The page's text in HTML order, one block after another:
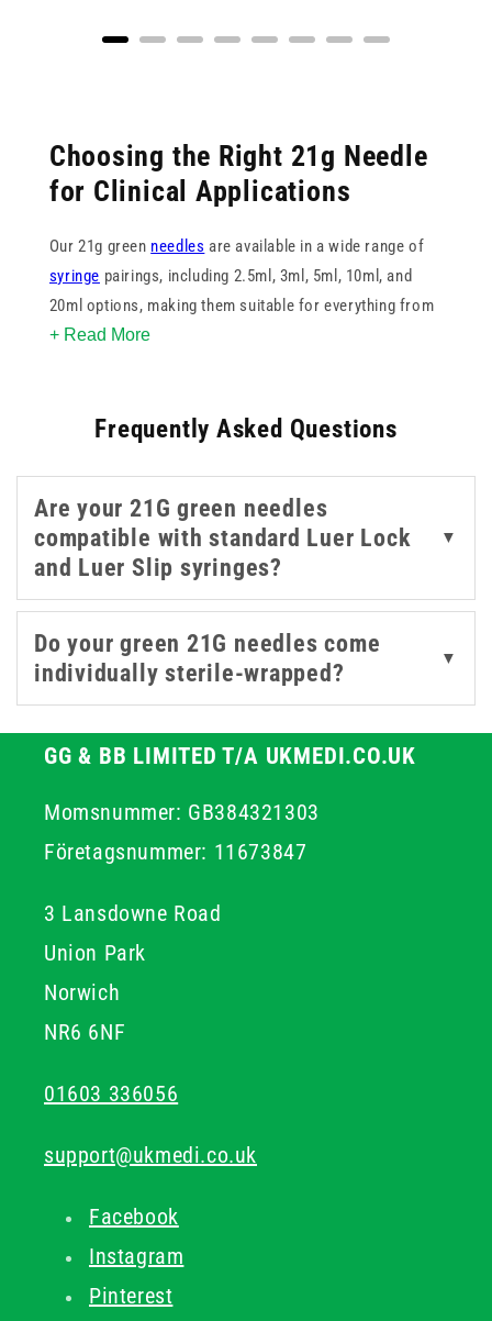
Choosing the Right 21g Needle
for Clinical Applications
Our 21g green needles are available in a wide range of
syringe pairings, including 2.5ml, 3ml, 5ml, 10ml, and
20ml options, making them suitable for everything from
standard blood collection to larger volume injections.
performance and consistency.
collection, practitioners can select the setup that best
fits their workflow and safety protocols. Whether you're
equipping a GP surgery, phlebotomy station, or field kit,
these 21g needles offer the control and reliability
needed for confident patient care. Each green needle 21
gauge is precision-manufactured to ensure smooth
performance and minimal patient discomfort during use.
+ Read More
Frequently Asked Questions
Are your 21G green needles
compatible with standard Luer Lock
and Luer Slip syringes?
▼
Do your green 21G needles come
individually sterile-wrapped?
▼
GG & BB LIMITED T/A UKMEDI.CO.UK
Momsnummer: GB384321303
Företagsnummer: 11673847
3 Lansdowne Road
Union Park
Norwich
NR6 6NF
01603 336056
support@ukmedi.co.uk
Facebook
Instagram
Pinterest